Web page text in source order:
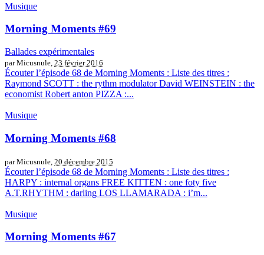
Musique
Morning Moments #69
Ballades expérimentales
par Micusnule, 23 février 2016
Écouter l’épisode 68 de Morning Moments : Liste des titres :
Raymond SCOTT : the rythm modulator David WEINSTEIN : the
economist Robert anton PIZZA :...
Musique
Morning Moments #68
par Micusnule, 20 décembre 2015
Écouter l’épisode 68 de Morning Moments : Liste des titres :
HARPY : internal organs FREE KITTEN : one foty five
A.T.RHYTHM : darling LOS LLAMARADA : i’m...
Musique
Morning Moments #67